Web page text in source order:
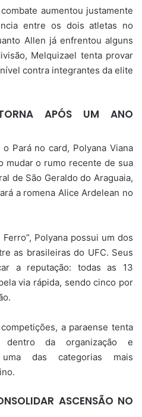
aumentou justamente
entre os dois atletas no
Allen já enfrentou alguns
Melquizael tenta provar
contra integrantes da elite
APÓS UM ANO
Pará no card, Polyana Viana
mudar o rumo recente de sua
de São Geraldo do Araguaia,
a romena Alice Ardelean no
Polyana possui um dos
as brasileiras do UFC. Seus
a reputação: todas as 13
via rápida, sendo cinco por
a paraense tenta
dentro da organização e
das categorias mais
ASCENSÃO NO